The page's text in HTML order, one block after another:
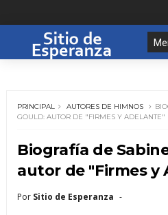
PRINCIPAL AUTORES DE HIMNOS
GOULD: AUTOR DE "FIRMES Y ADELANTE"
Biografía de
autor de "Firmes y
Por Sitio de Esperanza